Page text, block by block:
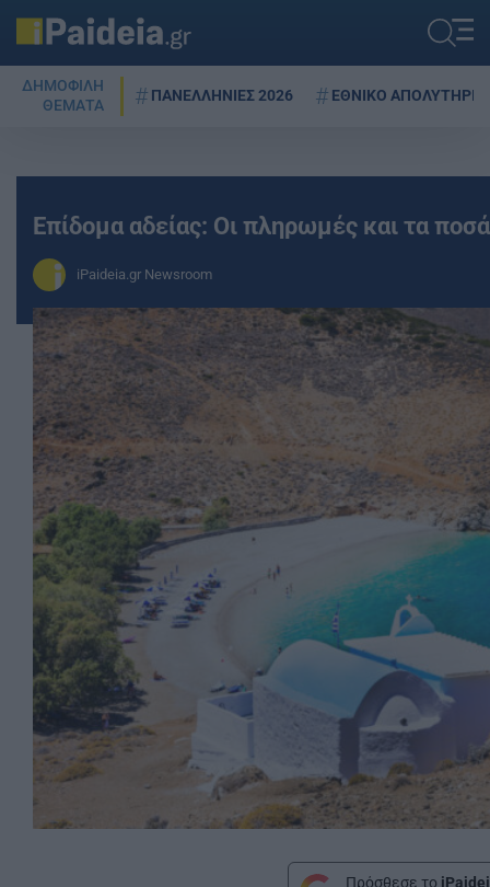
ΔΗΜΟΦΙΛΗ
ΘΕΜΑΤΑ
ΠΑΝΕΛΛΗΝΙΕΣ 2026 ΕΘΝΙΚΟ ΑΠΟΛΥΤΗΡΙΟ
Επίδομα αδείας: Οι πληρωμές και τα
iPaideia.gr Newsroom
Πρόσθεσε το